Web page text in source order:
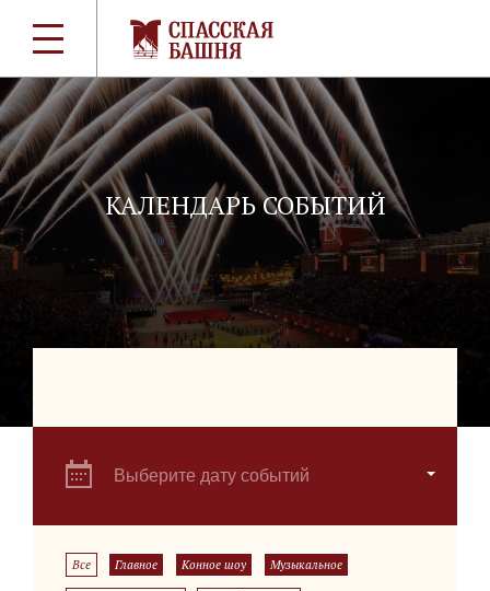
КАЛЕНДАРЬ СОБЫТИЙ
Выберите дату событий
Все Главное Конное шоу Музыкальное